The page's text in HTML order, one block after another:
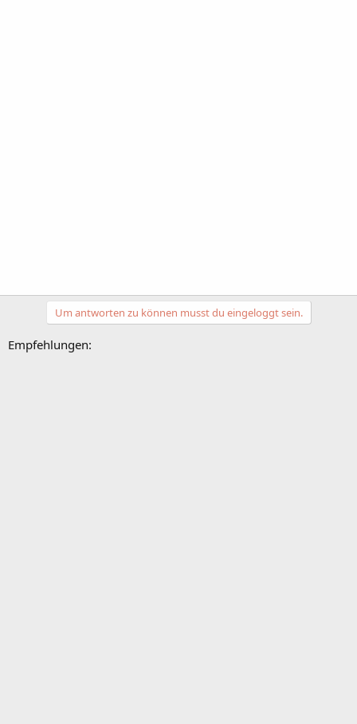
Um antworten zu können musst du eingeloggt sein.
Empfehlungen: